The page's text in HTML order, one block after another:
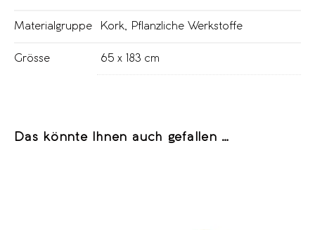
Materialgruppe Kork Pflanzliche Werkstoffe
Grösse 65 x 183 cm
Das könnte Ihnen auch gefallen …